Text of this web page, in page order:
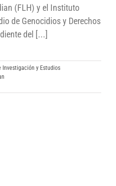
(FLH) y el Instituto
de Genocidios y Derechos
del [...]
Investigación y Estudios